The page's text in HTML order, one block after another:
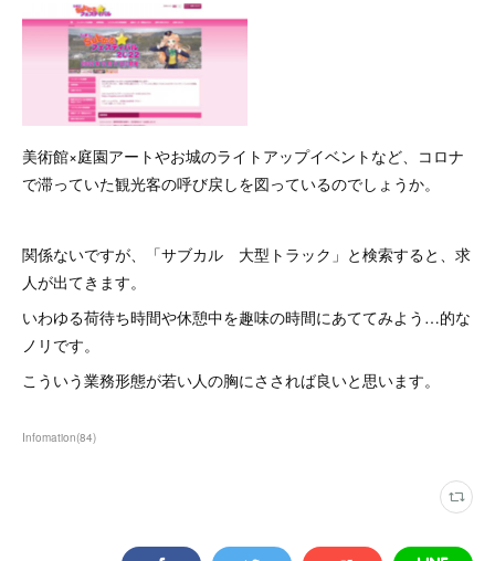
美術館×庭園アートやお城のライトアップイベントなど、コロナ
で滞っていた観光客の呼び戻しを図っているのでしょうか。
関係ないですが、「サブカル 大型トラック」と検索すると、求
人が出てきます。
いわゆる荷待ち時間や休憩中を趣味の時間にあててみよう…的な
ノリです。
こういう業務形態が若い人の胸にさされば良いと思います。
Infomation(84)